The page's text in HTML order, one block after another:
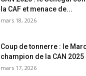
la CAF et menace de...
mars 18, 2026
Coup de tonnerre : le
champion de la CAN
mars 17, 2026